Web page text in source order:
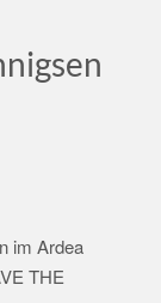
im Ardea
THE